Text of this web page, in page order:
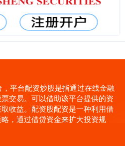
平台配资炒股是指通过在线金融
交易。可以借助该平台提供的资
收益。配资股配资是一种利用借
，通过借贷资金来扩大投资规